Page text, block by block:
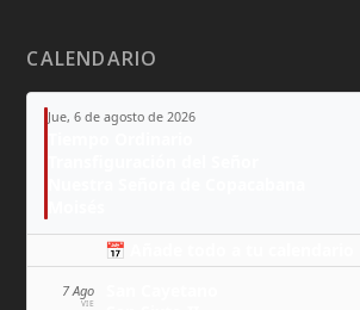
CALENDARIO
Jue, 6 de agosto de 2026
📅 Añade todo a tu calendario
7 Ago
VIE